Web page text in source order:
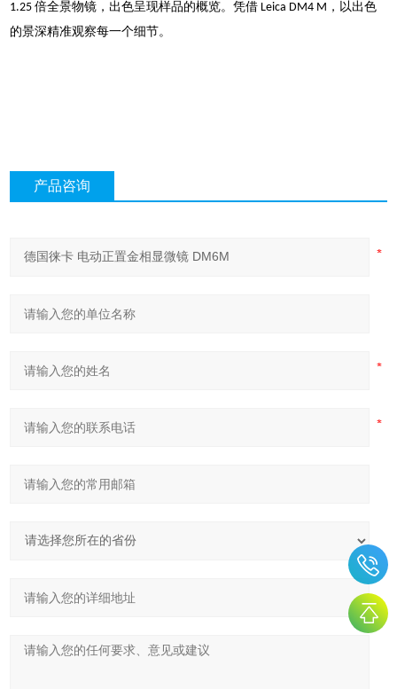
1.25 倍全景物镜，出色呈现样品的概览。凭借 Leica DM4 M，以出色
的景深精准观察每一个细节。
产品咨询